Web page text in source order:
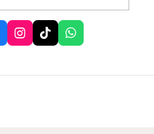
I
n
t
T
i
T
W
h
t